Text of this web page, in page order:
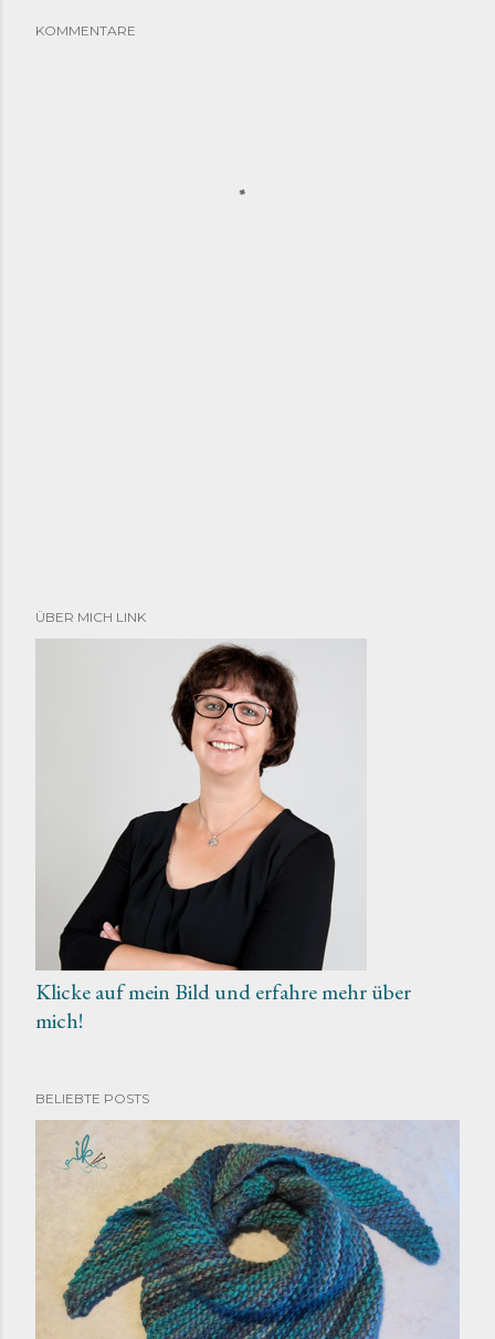
KOMMENTARE
ÜBER MICH LINK
Klicke auf mein Bild und erfahre mehr über
mich!
BELIEBTE POSTS